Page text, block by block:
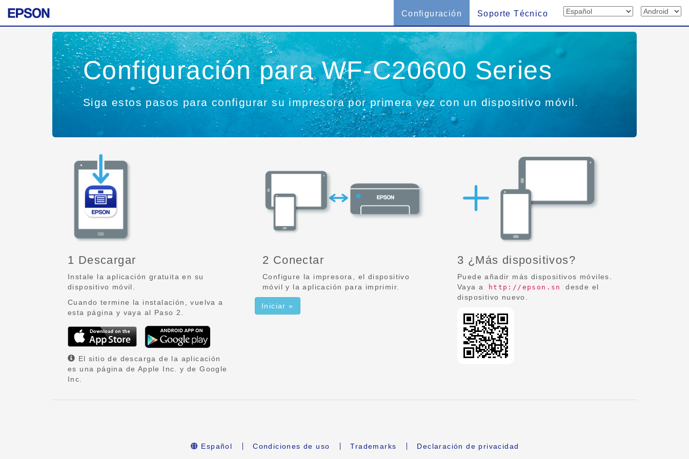
Configuración Soporte Técnico
Configuración para WF-C20600 Series
Siga estos pasos para configurar su impresora por primera vez con un dispositivo móvil.
1 Descargar
Instale la aplicación gratuita en su
dispositivo móvil.
Cuando termine la instalación, vuelva a
esta página y vaya al Paso 2.
El sitio de descarga de la aplicación
es una página de Apple Inc. y de Google
Inc.
2 Conectar
Configure la impresora, el dispositivo
móvil y la aplicación para imprimir.
Iniciar »
3 ¿Más dispositivos?
Puede añadir más dispositivos móviles.
Vaya a
http://epson.sn
desde el
dispositivo nuevo.
Español Condiciones de uso Trademarks Declaración de privacidad